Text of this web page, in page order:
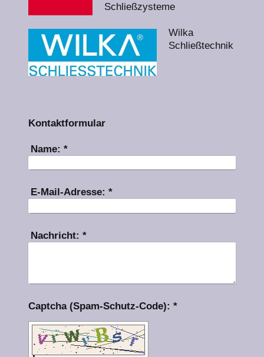
Schließzysteme
Wilka
Schließtechnik
Kontaktformular
Name: *
E-Mail-Adresse: *
Nachricht: *
Captcha (Spam-Schutz-Code): *